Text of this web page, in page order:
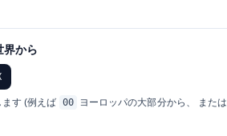
界から
す (例えば 00 ヨーロッパの大部分から、 または